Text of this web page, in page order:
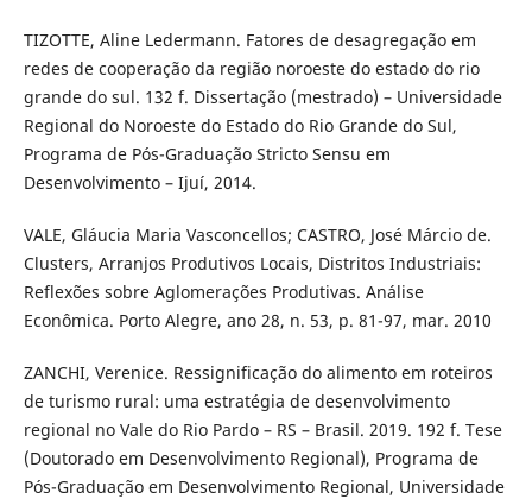
TIZOTTE, Aline Ledermann. Fatores de desagregação em
redes de cooperação da região noroeste do estado do rio
grande do sul. 132 f. Dissertação (mestrado) – Universidade
Regional do Noroeste do Estado do Rio Grande do Sul,
Programa de Pós-Graduação Stricto Sensu em
Desenvolvimento – Ijuí, 2014.
VALE, Gláucia Maria Vasconcellos; CASTRO, José Márcio de.
Clusters, Arranjos Produtivos Locais, Distritos Industriais:
Reflexões sobre Aglomerações Produtivas. Análise
Econômica. Porto Alegre, ano 28, n. 53, p. 81-97, mar. 2010
ZANCHI, Verenice. Ressignificação do alimento em roteiros
de turismo rural: uma estratégia de desenvolvimento
regional no Vale do Rio Pardo – RS – Brasil. 2019. 192 f. Tese
(Doutorado em Desenvolvimento Regional), Programa de
Pós-Graduação em Desenvolvimento Regional, Universidade